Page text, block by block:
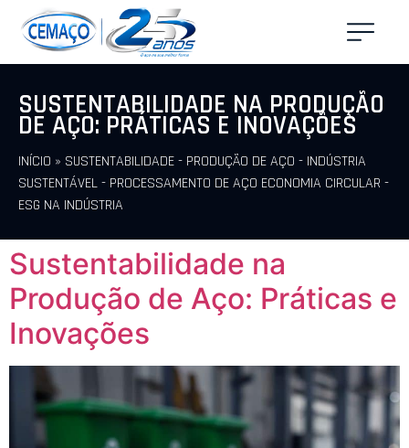
SUSTENTABILIDADE NA PRODUÇÃO
DE AÇO: PRÁTICAS E INOVAÇÕES
INÍCIO » SUSTENTABILIDADE - PRODUÇÃO DE AÇO - INDÚSTRIA
SUSTENTÁVEL - PROCESSAMENTO DE AÇO ECONOMIA CIRCULAR -
ESG NA INDÚSTRIA
Sustentabilidade na
Produção de Aço: Práticas e
Inovações